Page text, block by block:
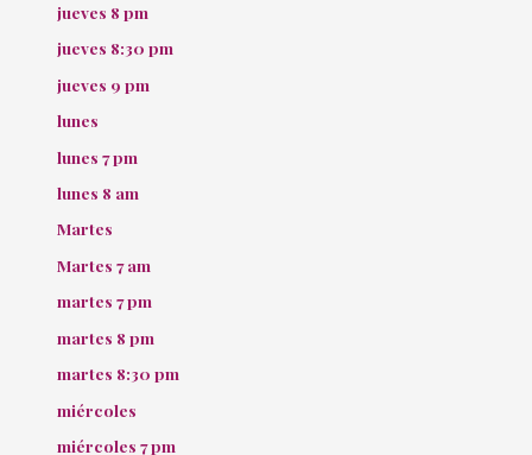
jueves 8 pm
jueves 8:30 pm
jueves 9 pm
lunes
lunes 7 pm
lunes 8 am
Martes
Martes 7 am
martes 7 pm
martes 8 pm
martes 8:30 pm
miércoles
miércoles 7 pm